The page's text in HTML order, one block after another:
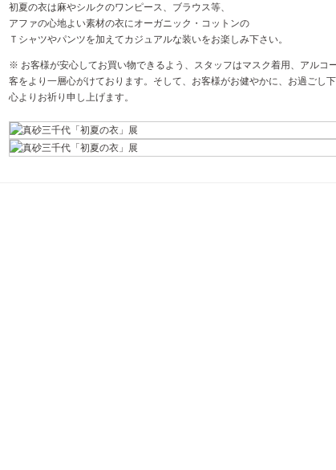
初夏の衣は麻やシルクのワンピース、ブラウス等、
アファの心地よい素材の衣にオーガニック・コットンの
Ｔシャツやパンツを加えてカジュアルな装いをお楽しみ下さい。
※ お客様が安心してお買い物できるよう、スタッフはマスク着用、アルコ
客をより一層心がけております。そして、お客様がお健やかに、お過ごし
心よりお祈り申し上げます。